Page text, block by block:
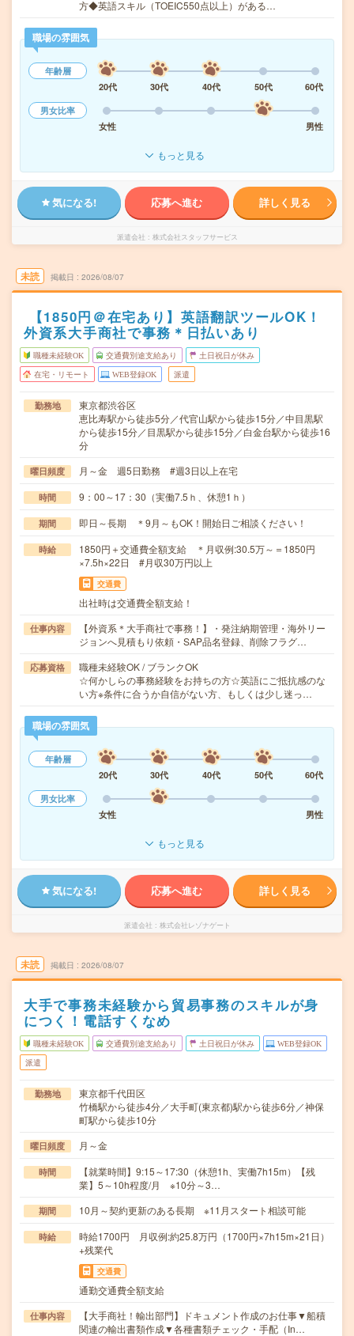
方◆英語スキル（TOEIC550点以上）がある…
職場の雰囲気
年齢層
20代
30代 40代 50代
60代
男女比率
女性
男性
もっと見る
気になる! 応募へ進む 詳しく見る
派遣会社 株式会社スタッフサービス
未読 掲載日 2026/08/07
【1850円＠在宅あり】英語翻訳ツールOK！
外資系大手商社で事務＊日払いあり
職種未経験OK 交通費別途支給あり 土日祝日が休み
在宅・リモート WEB登録OK 派遣
勤務地
東京都渋谷区
恵比寿駅から徒歩5分／代官山駅から徒歩15分／中目黒駅
から徒歩15分／目黒駅から徒歩15分／白金台駅から徒歩16
分
曜日頻度 月～金 週5日勤務 #週3日以上在宅
時間 9：00～17：30（実働7.5ｈ、休憩1ｈ）
期間 即日～長期 ＊9月～もOK！開始日ご相談ください！
時給
1850円＋交通費全額支給 ＊月収例:30.5万～＝1850円
×7.5h×22日 #月収30万円以上
交通費
出社時は交通費全額支給！
仕事内容
【外資系＊大手商社で事務！】・発注納期管理・海外リー
ジョンへ見積もり依頼・SAP品名登録、削除フラグ…
応募資格
職種未経験OK / ブランクOK
☆何かしらの事務経験をお持ちの方☆英語にご抵抗感のな
い方※条件に合うか自信がない方、もしくは少し迷っ…
職場の雰囲気
年齢層
20代
30代 40代 50代
60代
男女比率
女性
男性
もっと見る
気になる! 応募へ進む 詳しく見る
派遣会社 株式会社レゾナゲート
未読 掲載日 2026/08/07
大手で事務未経験から貿易事務のスキルが身
につく！電話すくなめ
職種未経験OK 交通費別途支給あり 土日祝日が休み WEB登録OK
派遣
勤務地
東京都千代田区
竹橋駅から徒歩4分／大手町(東京都)駅から徒歩6分／神保
町駅から徒歩10分
曜日頻度 月～金
時間
【就業時間】9:15～17:30（休憩1h、実働7h15m）【残
業】5～10h程度/月 ※10分～3…
期間 10月～契約更新のある長期 ※11月スタート相談可能
時給
時給1700円 月収例:約25.8万円（1700円×7h15m×21日）
+残業代
交通費
通勤交通費全額支給
仕事内容
【大手商社！輸出部門】ドキュメント作成のお仕事▼船積
関連の輸出書類作成▼各種書類チェック・手配（In…